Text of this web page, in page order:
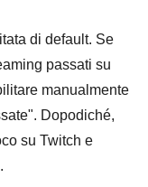
di default. Se
passati su
manualmente
Dopodiché,
su Twitch e